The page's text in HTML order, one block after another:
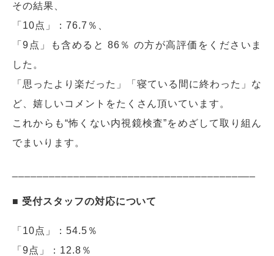
その結果、
「10点」：76.7％、
「9点」も含めると 86％ の方が高評価をくださいま
した。
「思ったより楽だった」「寝ている間に終わった」な
ど、嬉しいコメントをたくさん頂いています。
これからも“怖くない内視鏡検査”をめざして取り組ん
でまいります。
■ 受付スタッフの対応について
「10点」：54.5％
「9点」：12.8％